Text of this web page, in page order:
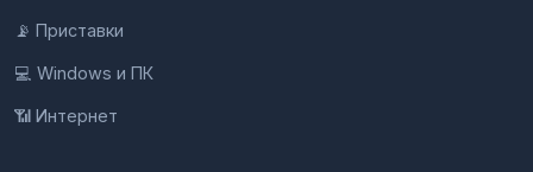
📡 Приставки
💻 Windows и ПК
📶 Интернет